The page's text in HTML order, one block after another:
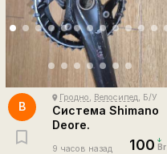
B
place Гродно, Велосипед, Б/У
Система Shimano
Deore.
9 часов назад 100 Br